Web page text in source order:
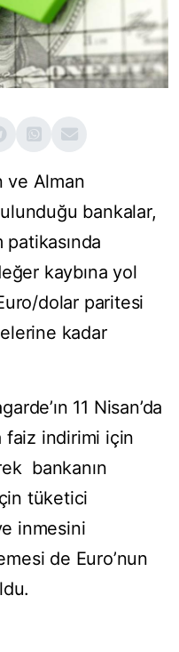
ve Alman
bankalar,
patikasında
kaybına yol
dolar paritesi
kadar
11 Nisan’da
faiz indirimi için
bankanın
tüketici
inmesini
de Euro’nun